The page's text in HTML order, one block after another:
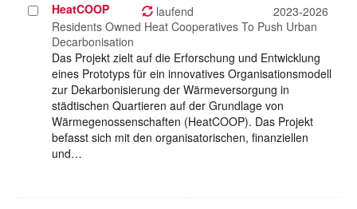
Projekt
auswählen
HeatCOOP laufend
2023-2026
Residents Owned Heat Cooperatives To Push Urban
Decarbonisation
Das Projekt zielt auf die Erforschung und Entwicklung
eines Prototyps für ein innovatives Organisationsmodell
zur Dekarbonisierung der Wärmeversorgung in
städtischen Quartieren auf der Grundlage von
Wärmegenossenschaften (HeatCOOP). Das Projekt
befasst sich mit den organisatorischen, finanziellen
und…